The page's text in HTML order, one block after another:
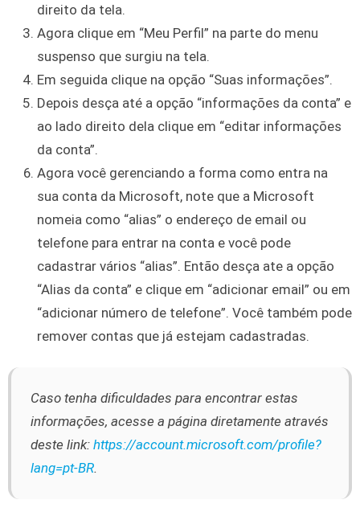
direito da tela.
Agora clique em “Meu Perfil” na parte do menu
suspenso que surgiu na tela.
Em seguida clique na opção “Suas informações”.
Depois desça até a opção “informações da conta” e
ao lado direito dela clique em “editar informações
da conta”.
Agora você gerenciando a forma como entra na
sua conta da Microsoft, note que a Microsoft
nomeia como “alias” o endereço de email ou
telefone para entrar na conta e você pode
cadastrar vários “alias”. Então desça ate a opção
“Alias da conta” e clique em “adicionar email” ou em
“adicionar número de telefone”. Você também pode
remover contas que já estejam cadastradas.
Caso tenha dificuldades para encontrar estas
informações, acesse a página diretamente através
deste link: https://account.microsoft.com/profile?
lang=pt-BR.